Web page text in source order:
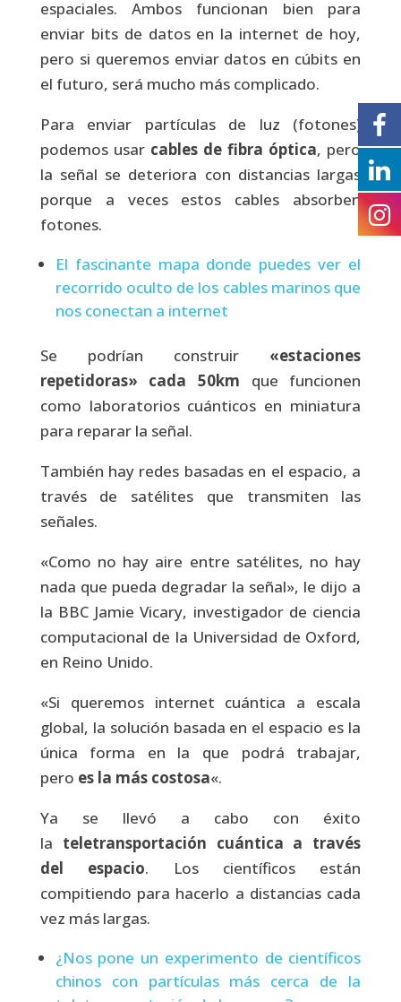
espaciales. Ambos funcionan bien para
enviar bits de datos en la internet de hoy,
pero si queremos enviar datos en cúbits en
el futuro, será mucho más complicado.
Para enviar partículas de luz (fotones)
podemos usar cables de fibra óptica, pero
la señal se deteriora con distancias largas
porque a veces estos cables absorben
fotones.
El fascinante mapa donde puedes ver el
recorrido oculto de los cables marinos que
nos conectan a internet
Se podrían construir «estaciones
repetidoras» cada 50km que funcionen
como laboratorios cuánticos en miniatura
para reparar la señal.
También hay redes basadas en el espacio, a
través de satélites que transmiten las
señales.
«Como no hay aire entre satélites, no hay
nada que pueda degradar la señal», le dijo a
la BBC Jamie Vicary, investigador de ciencia
computacional de la Universidad de Oxford,
en Reino Unido.
«Si queremos internet cuántica a escala
global, la solución basada en el espacio es la
única forma en la que podrá trabajar,
pero es la más costosa«.
Ya se llevó a cabo con éxito
la teletransportación cuántica a través
del espacio. Los científicos están
compitiendo para hacerlo a distancias cada
vez más largas.
¿Nos pone un experimento de científicos
chinos con partículas más cerca de la